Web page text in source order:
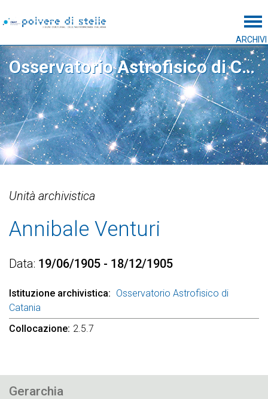
ARCHIVI
Osservatorio Astrofisico di Catania
Unità archivistica
Annibale Venturi
Data 19/06/1905 - 18/12/1905
Istituzione archivistica
Osservatorio Astrofisico di
Catania
Collocazione 2.5.7
Gerarchia